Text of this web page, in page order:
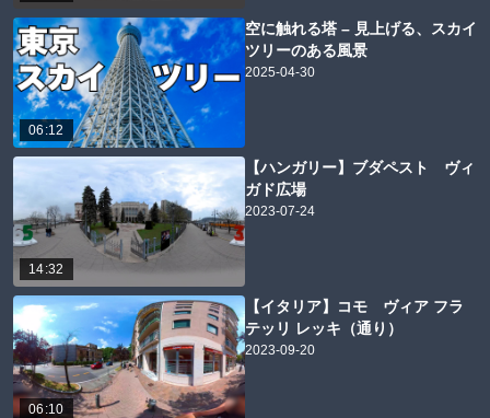
06:12
空に触れる塔 – 見上げる、スカイ
ツリーのある風景
2025-04-30
14:32
【ハンガリー】ブダペスト ヴィ
ガド広場
2023-07-24
06:10
【イタリア】コモ ヴィア フラ
テッリ レッキ（通り）
2023-09-20